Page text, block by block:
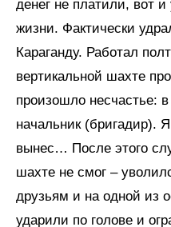
денег не платили, вот
жизни. Фактически
Караганду. Работал
вертикальной шахте
произошло несчастье:
начальник (бригадир).
вынес… После этого
шахте не смог –
друзьям и на одной из
ударили по голове и